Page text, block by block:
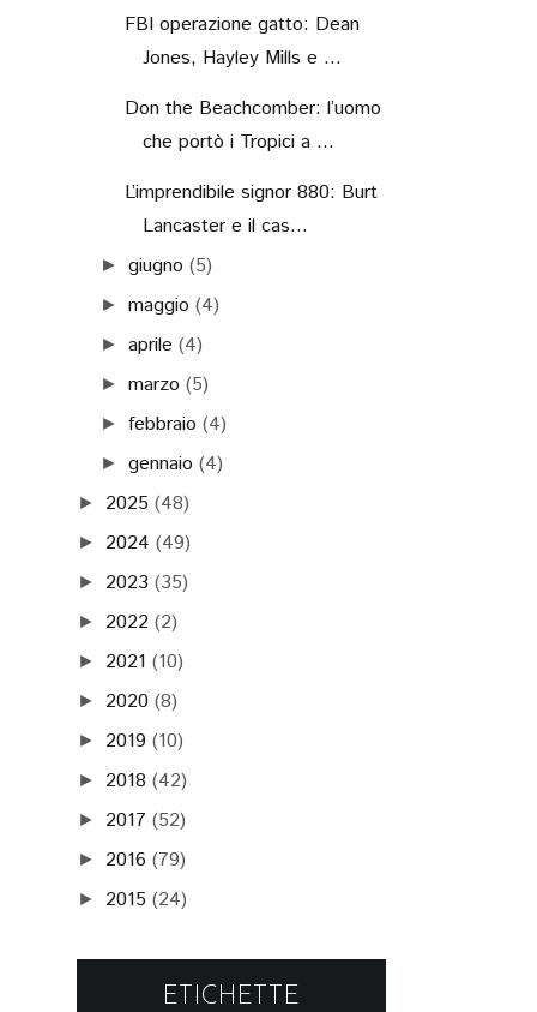
FBI operazione gatto: Dean
Jones, Hayley Mills e ...
Don the Beachcomber: l’uomo
che portò i Tropici a ...
L’imprendibile signor 880: Burt
Lancaster e il cas...
►giugno (5)
►maggio (4)
►aprile (4)
►marzo (5)
►febbraio (4)
►gennaio (4)
► 2025 (48)
► 2024 (49)
► 2023 (35)
► 2022 (2)
► 2021 (10)
► 2020 (8)
► 2019 (10)
► 2018 (42)
► 2017 (52)
► 2016 (79)
► 2015 (24)
ETICHETTE